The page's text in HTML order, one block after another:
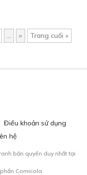
... » Trang cuối »
Điều khoản sử dụng
hệ
bản quyền duy nhất tại
Comicola